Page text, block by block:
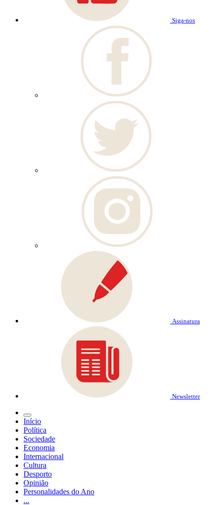
Siga-nos
Assinatura
Newsletter
Início
Política
Sociedade
Economia
Internacional
Cultura
Desporto
Opinião
Personalidades do Ano
...